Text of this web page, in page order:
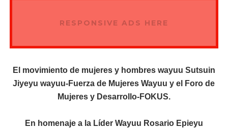
RESPONSIVE ADS HERE
El movimiento de mujeres y hombres wayuu Sutsuin
Jiyeyu wayuu-Fuerza de Mujeres Wayuu y el Foro de
Mujeres y Desarrollo-FOKUS.
En homenaje a la Líder Wayuu Rosario Epieyu